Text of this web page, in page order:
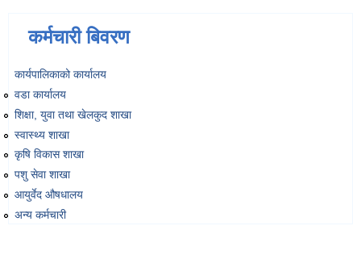
कर्मचारी बिवरण
कार्यपालिकाको कार्यालय
वडा कार्यालय
शिक्षा, युवा तथा खेलकुद शाखा
स्वास्थ्य शाखा
कृषि विकास शाखा
पशु सेवा शाखा
आयुर्वेद औषधालय
अन्य कर्मचारी